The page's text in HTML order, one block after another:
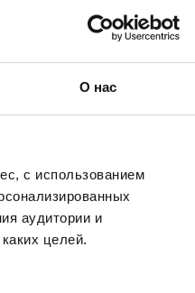
О нас
с использованием
аудитории и
целей.